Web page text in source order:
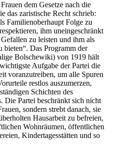
dem Gesetze nach die
das zaristische Recht schrieb:
Familienoberhaupt Folge zu
ihm uneingeschränkt
zu leisten und ihm als
Das Programm der
Bolschewiki) von 1919 hält
Aufgabe der Partei die
voranzutreiben, um alle Spuren
restlos auszumerzen,
Schichten des
Die Partei beschränkt sich nicht
sondern strebt danach, sie
Hausarbeit zu befreien,
Wohnräumen, öffentlichen
Kindertagesstätten und so